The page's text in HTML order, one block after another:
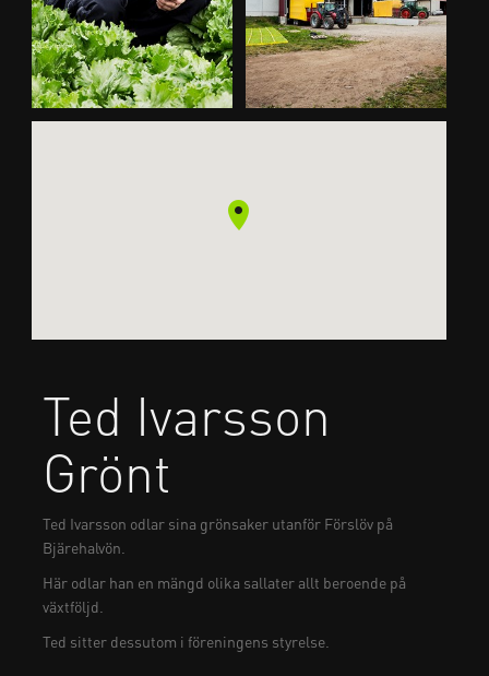
Ted Ivarsson
Grönt
Ted Ivarsson odlar sina grönsaker utanför Förslöv på
Bjärehalvön.
Här odlar han en mängd olika sallater allt beroende på
växtföljd.
Ted sitter dessutom i föreningens styrelse.